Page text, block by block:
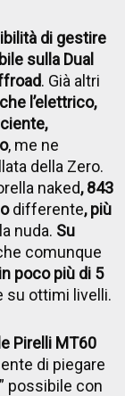
di gestire
sulla Dual
. Già altri
che l’elettrico,
, me ne
della Zero.
naked, 843
differente, più
nuda. Su
comunque
poco più di 5
su ottimi livelli.
Pirelli MT60
di piegare
possibile con